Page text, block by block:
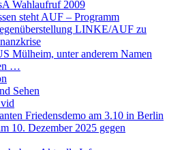
Wahlaufruf 2009
steht AUF – Programm
LINKE/AUF zu
Mülheim, unter anderem Namen
…
Sehen
Friedensdemo am 3.10 in Berlin
10. Dezember 2025 gegen